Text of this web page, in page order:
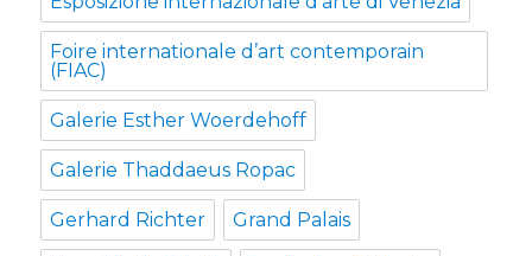
Foire internationale d’art contemporain
(FIAC)
Galerie Esther Woerdehoff
Galerie Thaddaeus Ropac
Gerhard Richter Grand Palais